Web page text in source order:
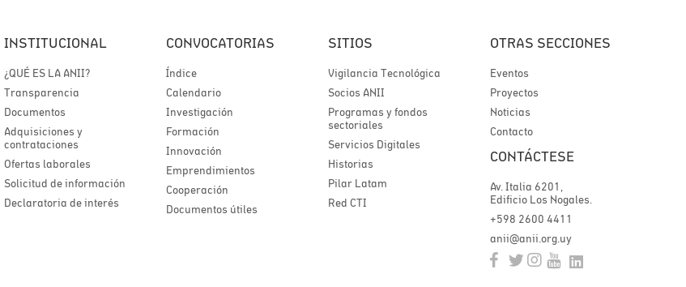
INSTITUCIONAL
¿QUÉ ES LA ANII?
Transparencia
Documentos
Adquisiciones y
contrataciones
Ofertas laborales
Solicitud de información
Declaratoria de interés
CONVOCATORIAS
Índice
Calendario
Investigación
Formación
Innovación
Emprendimientos
Cooperación
Documentos útiles
SITIOS
Vigilancia Tecnológica
Socios ANII
Programas y fondos
sectoriales
Servicios Digitales
Historias
Pilar Latam
Red CTI
OTRAS SECCIONES
Eventos
Proyectos
Noticias
Contacto
CONTÁCTESE
Av. Italia 6201,
Edificio Los Nogales.
+598 2600 4411
anii@anii.org.uy